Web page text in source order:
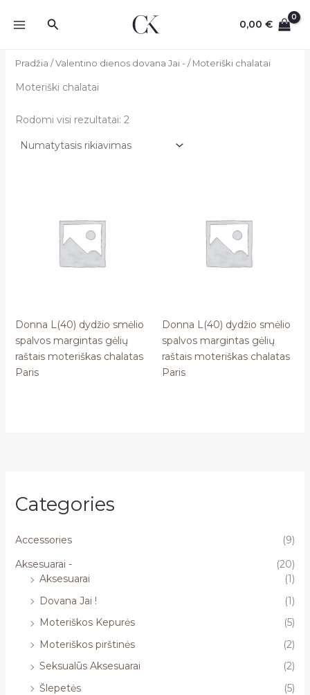
prie
Paieška 0,00€
Categories
Accessories
(9)
Aksesuarai -
(20)
Aksesuarai
(1)
Dovana Jai !
(1)
Moteriškos Kepurės
(5)
Moteriškos pirštinės
(2)
Seksualūs Aksesuarai
(2)
Šlepetės
(5)
Pradžia /Valentino dienos dovana Jai - / Moteriški chalatai
Moteriški chalatai
Rodomi visi rezultatai: 2
Donna L(40) dydžio smėlio
spalvos margintas gėlių
raštais moteriškas chalatas
Paris
Donna L(40) dydžio smėlio
spalvos margintas gėlių
raštais moteriškas chalatas
Paris